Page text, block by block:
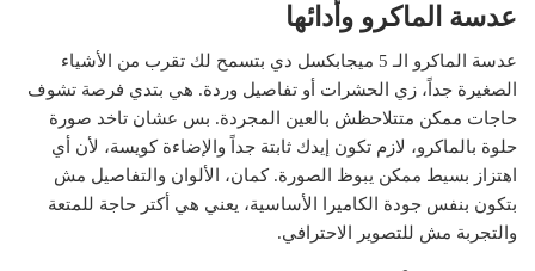
عدسة الماكرو وأدائها
عدسة الماكرو الـ 5 ميجابكسل دي بتسمح لك تقرب من الأشياء
الصغيرة جداً، زي الحشرات أو تفاصيل وردة. هي بتدي فرصة تشوف
حاجات ممكن متتلاحظش بالعين المجردة. بس عشان تاخد صورة
حلوة بالماكرو، لازم تكون إيدك ثابتة جداً والإضاءة كويسة، لأن أي
اهتزاز بسيط ممكن يبوظ الصورة. كمان، الألوان والتفاصيل مش
بتكون بنفس جودة الكاميرا الأساسية، يعني هي أكتر حاجة للمتعة
والتجربة مش للتصوير الاحترافي.